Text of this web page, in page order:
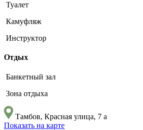
Туалет
Камуфляж
Инструктор
Отдых
Банкетный зал
Зона отдыха
Тамбов, Красная улица, 7 а
Показать на карте